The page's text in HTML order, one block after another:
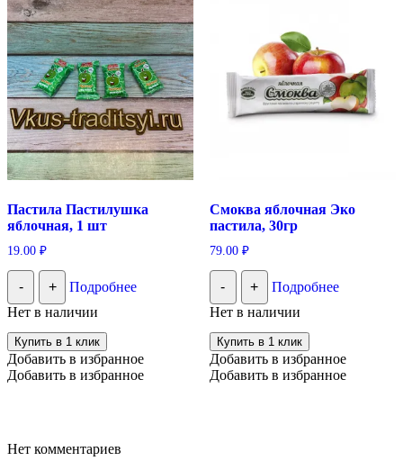
Пастила Пастилушка
яблочная, 1 шт
19.00 ₽
- +
Подробнее
Нет в наличии
Купить в 1 клик
Добавить в избранное
Добавить в избранное
Смоква яблочная Эко
пастила, 30гр
79.00 ₽
- +
Подробнее
Нет в наличии
Купить в 1 клик
Добавить в избранное
Добавить в избранное
Нет комментариев